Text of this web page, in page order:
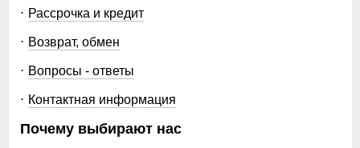
Рассрочка и кредит
Возврат, обмен
Вопросы - ответы
Контактная информация
Почему выбирают нас